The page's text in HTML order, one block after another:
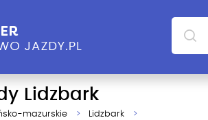
Lidzbark
mazurskie Lidzbark